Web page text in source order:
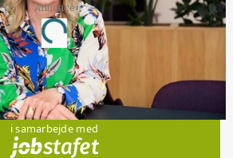
Annonce
Loading...
Jobs
i samarbejde med